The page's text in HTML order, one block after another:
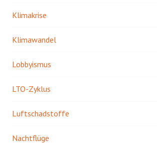
Klimakrise
Klimawandel
Lobbyismus
LTO-Zyklus
Luftschadstoffe
Nachtflüge